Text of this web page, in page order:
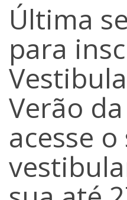
Última
para
Verão
acesse